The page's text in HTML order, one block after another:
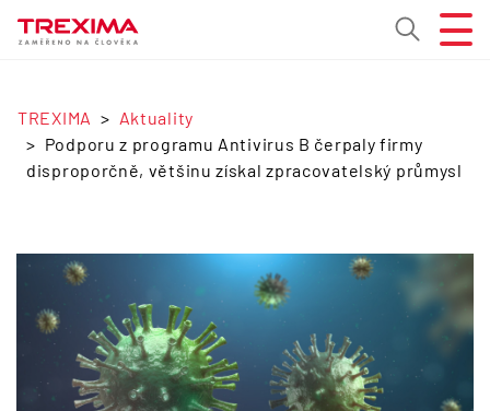
TREXIMA
Aktuality
Podporu z programu Antivirus B čerpaly firmy
disproporčně, většinu získal zpracovatelský průmysl